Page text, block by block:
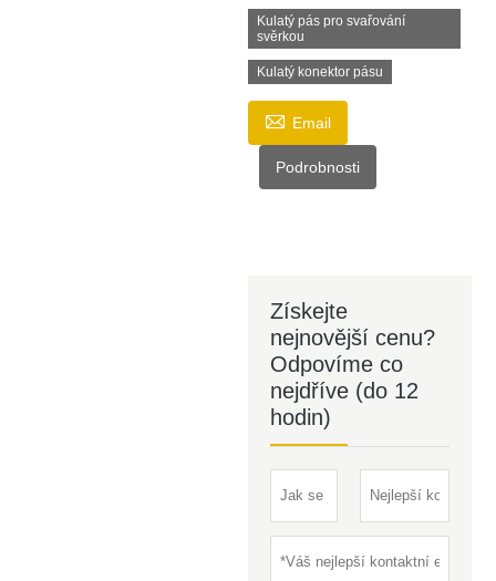
Kulatý pás pro svařování
svěrkou
Kulatý konektor pásu
 Email
Podrobnosti
Získejte
nejnovější cenu?
Odpovíme co
nejdříve (do 12
hodin)